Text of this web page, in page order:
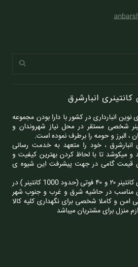
کانتینری انبارشرق
نوین انبارداری در کشور با دارا بودن مجموعه
از 1000 کانتینر شخصی مستقر در محل نیاز شهروندان و
، البرز و حومه را برطرف نموده است.
انبارشرق ، خود را متعهد به خدمت رسانی
و میکوشد تا با لحاظ کردن بهترین کیفیت و
قیمت گامی در جهت پیشرفت این شیوه ی
این انبارها از تعداد بسیاری کانتینر ۲۰ و ۴۰ فوتی (حدود 1000 کانتینر ) در
مناسب در حاشیه شرق و غرب و جنوب شهر
و کاملا شخصی برای نگهداری کلیه کالا
منزل برای مشتریان میباشد